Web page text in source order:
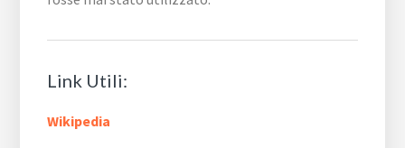
Link Utili:
Wikipedia